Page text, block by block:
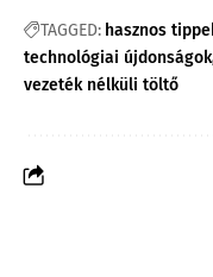
TAGGED: hasznos
technológiai újdonságok
vezeték nélküli töltő